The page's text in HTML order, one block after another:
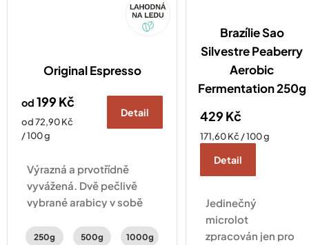
Original Espresso
od 199 Kč
Měrná
cena:
od 72,90 Kč
/ 100 g
Detail
Výrazná a prvotřídně
vyvážená. Dvě pečlivě
vybrané arabicy v sobě
mandlové tóny doplněné
250g 500g 1000g
Brazílie Sao
Silvestre Peaberry
Aerobic
Fermentation 250g
429 Kč
Měrná
171,60 Kč / 100 g
Detail
Jedinečný
microlot
zpracován jen pro